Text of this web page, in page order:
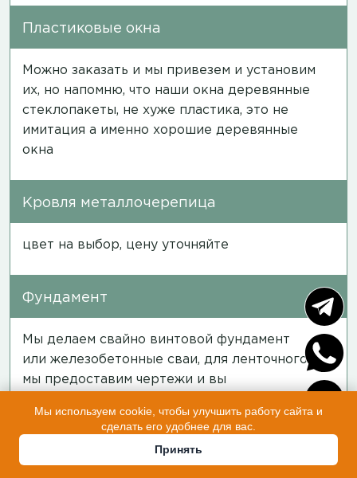
Пластиковые окна
Можно заказать и мы привезем и установим
их, но напомню, что наши окна деревянные
стеклопакеты, не хуже пластика, это не
имитация а именно хорошие деревянные
окна
Кровля металлочерепица
цвет на выбор, цену уточняйте
Фундамент
Мы делаем свайно винтовой фундамент
или железобетонные сваи, для ленточного
мы предоставим чертежи и вы
столбчатый который у многих бесплатно
идет мы не делаем потому что я не
обманываю никого, это не фундамент даже
Мы используем cookie, чтобы улучшить работу сайта и
сделать его удобнее для вас.
Принять